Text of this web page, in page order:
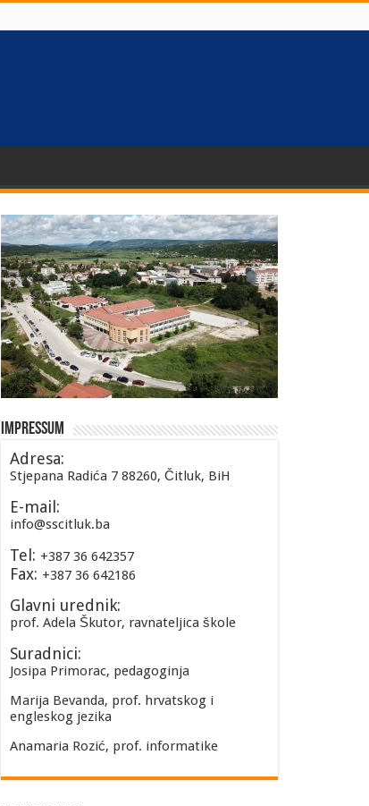
Impressum
Adresa:
Stjepana Radića 7 88260, Čitluk, BiH
E-mail:
info@sscitluk.ba
Tel: +387 36 642357
Fax: +387 36 642186
Glavni urednik:
prof. Adela Škutor, ravnateljica škole
Suradnici:
Josipa Primorac, pedagoginja
Marija Bevanda, prof. hrvatskog i
engleskog jezika
Anamaria Rozić, prof. informatike